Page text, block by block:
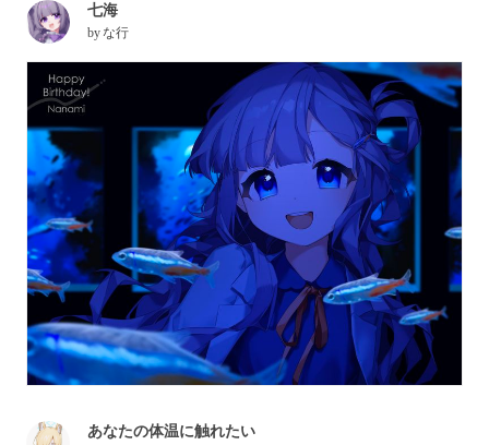
七海
by な行
あなたの体温に触れたい